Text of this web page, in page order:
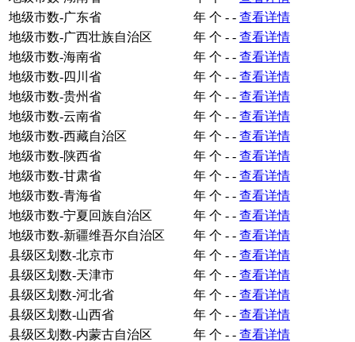
地级市数-广东省
年 个 - - 查看详情
地级市数-广西壮族自治区
年 个 - - 查看详情
地级市数-海南省
年 个 - - 查看详情
地级市数-四川省
年 个 - - 查看详情
地级市数-贵州省
年 个 - - 查看详情
地级市数-云南省
年 个 - - 查看详情
地级市数-西藏自治区
年 个 - - 查看详情
地级市数-陕西省
年 个 - - 查看详情
地级市数-甘肃省
年 个 - - 查看详情
地级市数-青海省
年 个 - - 查看详情
地级市数-宁夏回族自治区
年 个 - - 查看详情
地级市数-新疆维吾尔自治区
年 个 - - 查看详情
县级区划数-北京市
年 个 - - 查看详情
县级区划数-天津市
年 个 - - 查看详情
县级区划数-河北省
年 个 - - 查看详情
县级区划数-山西省
年 个 - - 查看详情
县级区划数-内蒙古自治区
年 个 - - 查看详情